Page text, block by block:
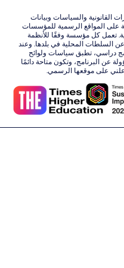
القانونية والسياسات وبيانات
على المواقع الرسمية للمؤسسات
تعمل كل مؤسسة وفقًا للأنظمة
عن السلطات المحلية في بلدها. وعند
دراسي، تطبق سياسات ولوائح
عن البرنامج، وتكون متاحة دائمًا
على موقعها الرسمي.